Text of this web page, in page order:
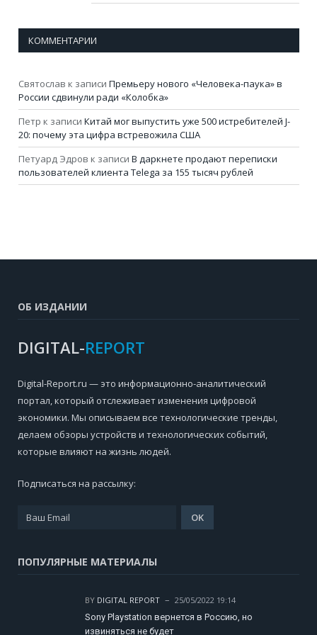
КОММЕНТАРИИ
Святослав к записи Премьеру нового «Человека-паука» в
России сдвинули ради «Колобка»
Петр к записи Китай мог выпустить уже 500 истребителей J-
20: почему эта цифра встревожила США
Петуард Эдров к записи В даркнете продают переписки
пользователей клиента Telega за 155 тысяч рублей
ОБ ИЗДАНИИ
DIGITAL-REPORT
Digital-Report.ru — это информационно-аналитический
портал, который отслеживает изменения цифровой
экономики. Мы описываем все технологические тренды,
делаем обзоры устройств и технологических событий,
которые влияют на жизнь людей.
Подписаться на рассылку:
ПОПУЛЯРНЫЕ МАТЕРИАЛЫ
BY DIGITAL REPORT
25/05/2022 19:14
Sony Playstation вернется в Россию, но
извиняться не будет